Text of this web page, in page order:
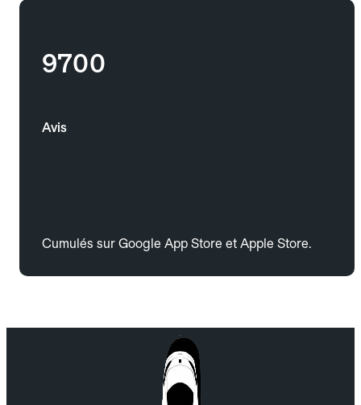
9700
Avis
Cumulés sur Google App Store et Apple Store.